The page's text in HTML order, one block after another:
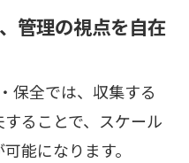
管理の視点を自在
保全では、収集する
ることで、スケール
能になります。